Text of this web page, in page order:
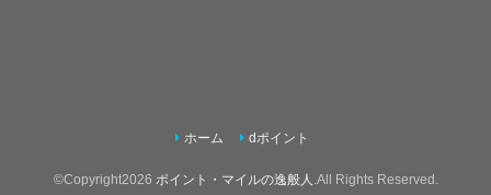
ホーム dポイント
©Copyright2026 ポイント・マイルの逸般人 .All Rights Reserved.